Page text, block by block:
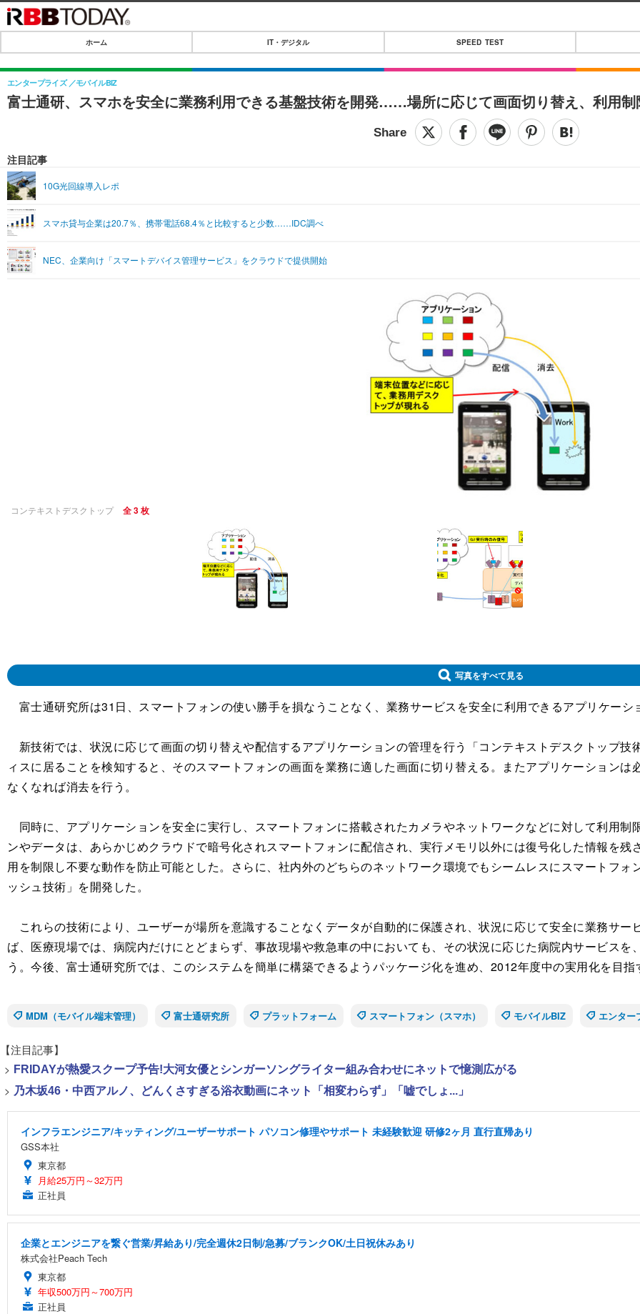
IT・デジタル
IT・デジタルTOP
SPEED TEST
音楽
ライフ
ペット
その他
リリース一覧
プッシュ通知の停止方法
ホーム IT・デジタル SPEED TEST
富士通研、スマホを安全に業務利用できる基盤技術を開発……場所に応じて画面切り替え、利用制
エンタープライズ モバイルBIZ
注目記事
10G光回線導入レポ
スマホ貸与企業は20.7％、携帯電話68.4％と比較すると少数……IDC調べ
NEC、企業向け「スマートデバイス管理サービス」をクラウドで提供開始
コンテキストデスクトップ 全 3 枚
写真をすべて見る
富士通研究所は31日、スマートフォンの使い勝手を損なうことなく、業務サービスを安全に利用できるアプリケーシ
新技術では、状況に応じて画面の切り替えや配信するアプリケーションの管理を行う「コンテキストデスクトップ
ィスに居ることを検知すると、そのスマートフォンの画面を業務に適した画面に切り替える。またアプリケーション
なくなれば消去を行う。
同時に、アプリケーションを安全に実行し、スマートフォンに搭載されたカメラやネットワークなどに対して利用制
ンやデータは、あらかじめクラウドで暗号化されスマートフォンに配信され、実行メモリ以外には復号化した情報を
用を制限し不要な動作を防止可能とした。さらに、社内外のどちらのネットワーク環境でもシームレスにスマートフ
ッシュ技術」を開発した。
これらの技術により、ユーザーが場所を意識することなくデータが自動的に保護され、状況に応じて安全に業務サー
ば、医療現場では、病院内だけにとどまらず、事故現場や救急車の中においても、その状況に応じた病院内サービス
う。今後、富士通研究所では、このシステムを簡単に構築できるようパッケージ化を進め、2012年度中の実用化を目指
MDM（モバイル端末管理）
富士通研究所 プラットフォーム スマートフォン（スマホ） モバイルBIZ エンター
【注目記事】
> FRIDAYが熱愛スクープ予告!大河女優とシンガーソングライター組み合わせにネットで憶測広がる
> 乃木坂46・中西アルノ、どんくさすぎる浴衣動画にネット「相変わらず」「嘘でしょ...」
インフラエンジニア/キッティング/ユーザーサポート パソコン修理やサポート 未経験歓迎 研修2ヶ月 直行直帰あり
GSS本社
東京都
月給25万円～32万円
正社員
企業とエンジニアを繋ぐ営業/昇給あり/完全週休2日制/急募/ブランクOK/土日祝休みあり
株式会社Peach Tech
東京都
年収500万円～700万円
正社員